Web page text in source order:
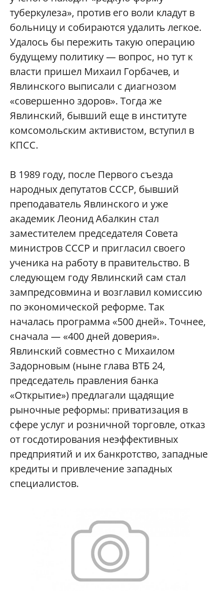
туберкулеза», против его воли кладут в
больницу и собираются удалить легкое.
Удалось бы пережить такую операцию
будущему политику — вопрос, но тут к
власти пришел Михаил Горбачев, и
Явлинского выписали с диагнозом
«совершенно здоров». Тогда же
Явлинский, бывший еще в институте
комсомольским активистом, вступил в
КПСС.
В 1989 году, после Первого съезда
народных депутатов СССР, бывший
преподаватель Явлинского и уже
академик Леонид Абалкин стал
заместителем председателя Совета
министров СССР и пригласил своего
ученика на работу в правительство. В
следующем году Явлинский сам стал
зампредсовмина и возглавил комиссию
по экономической реформе. Так
началась программа «500 дней». Точнее,
сначала — «400 дней доверия».
Явлинский совместно с Михаилом
Задорновым (ныне глава ВТБ 24,
председатель правления банка
«Открытие») предлагали щадящие
рыночные реформы: приватизация в
сфере услуг и розничной торговле, отказ
от госдотирования неэффективных
предприятий и их банкротство, западные
кредиты и привлечение западных
специалистов.